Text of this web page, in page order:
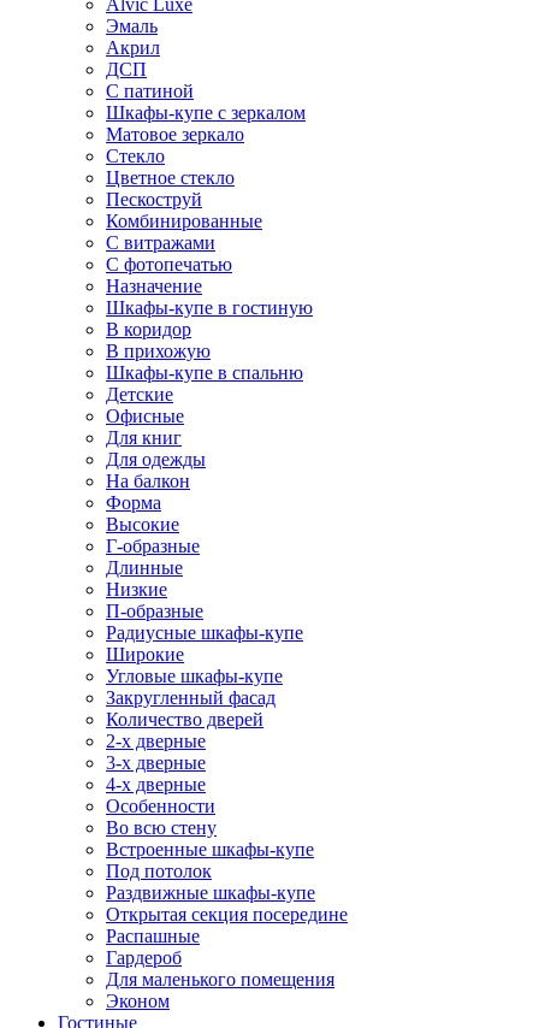
Alvic Luxe
Эмаль
Акрил
ДСП
С патиной
Шкафы-купе с зеркалом
Матовое зеркало
Стекло
Цветное стекло
Пескоструй
Комбинированные
С витражами
С фотопечатью
Назначение
Шкафы-купе в гостиную
В коридор
В прихожую
Шкафы-купе в спальню
Детские
Офисные
Для книг
Для одежды
На балкон
Форма
Высокие
Г-образные
Длинные
Низкие
П-образные
Радиусные шкафы-купе
Широкие
Угловые шкафы-купе
Закругленный фасад
Количество дверей
2-х дверные
3-х дверные
4-х дверные
Особенности
Во всю стену
Встроенные шкафы-купе
Под потолок
Раздвижные шкафы-купе
Открытая секция посередине
Распашные
Гардероб
Для маленького помещения
Эконом
Гостиные